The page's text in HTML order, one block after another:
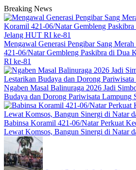
Breaking News
Mengawal Generasi Pengibar Sang
421-06/Natar Gembleng Paskibra di Dua
RI ke-81
Ngaben Masal Balinuraga 2026 Jadi
Budaya dan Dorong Pariwisata Lampung
Babinsa Koramil 421-06/Natar Perkuat
Lewat Komsos, Bangun Sinergi di Natar